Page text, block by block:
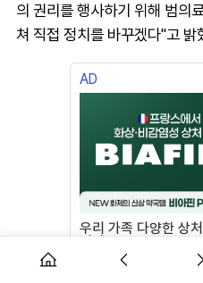
의 권리를 행사하기 위해 범의
쳐 직접 정치를 바꾸겠다"고 밝
AD
우리 가족 다양한 상
비아핀!